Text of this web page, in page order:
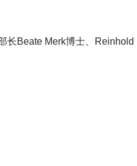
长Beate Merk博士、Reinhold